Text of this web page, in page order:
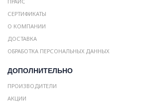
СЕРТИФИКАТЫ
О КОМПАНИИ
ДОСТАВКА
ОБРАБОТКА ПЕРСОНАЛЬНЫХ ДАННЫХ
ДОПОЛНИТЕЛЬНО
ПРОИЗВОДИТЕЛИ
АКЦИИ